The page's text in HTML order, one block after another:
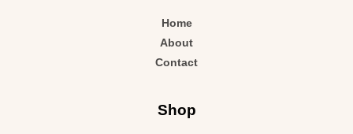
Home
About
Contact
Shop